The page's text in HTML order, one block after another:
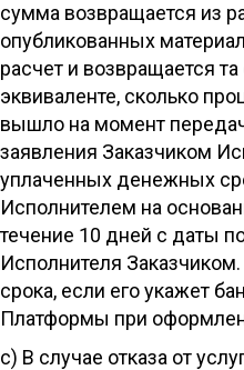
сумма возвращается из
опубликованных
расчет и возвращается
эквиваленте, сколько
вышло на момент
заявления Заказчиком
уплаченных денежных
Исполнителем на
течение 10 дней с даты
Исполнителя
срока, если его укажет
Платформы при
c) В случае отказа от